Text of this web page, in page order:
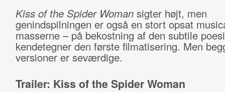
Kiss of the Spider Womansigter højt, men
genindspilningen er også en stort opsat
masserne – på bekostning af den subtile
kendetegner den første filmatisering. Men
versioner er seværdige.
Trailer: Kiss of the Spider Woman